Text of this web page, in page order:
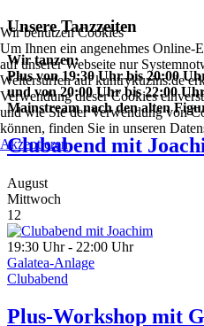
Unsere Tanzzeiten
Wir tanzen:
Plus von 19:30 Uhr bis 20:00
und von 20:00 Uhr bis 22:00
Mainstream nach denalten
Clubabend mit
August
Mittwoch
12
19:30 Uhr - 22:00 Uhr
Galatea-Anlage
Clubabend
Plus-Workshop mit
Wir benutzen Cookies
Um Ihnen ein angenehmes Online-
auf unserer Webseite nur
Weitersurfen auf kuntrykuzins.de
Verwendung dieser Cookies
und wie Sie der Verwendung von
können, finden Sie in unseren
Akzeptieren